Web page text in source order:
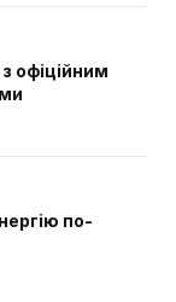
офіційним
по-